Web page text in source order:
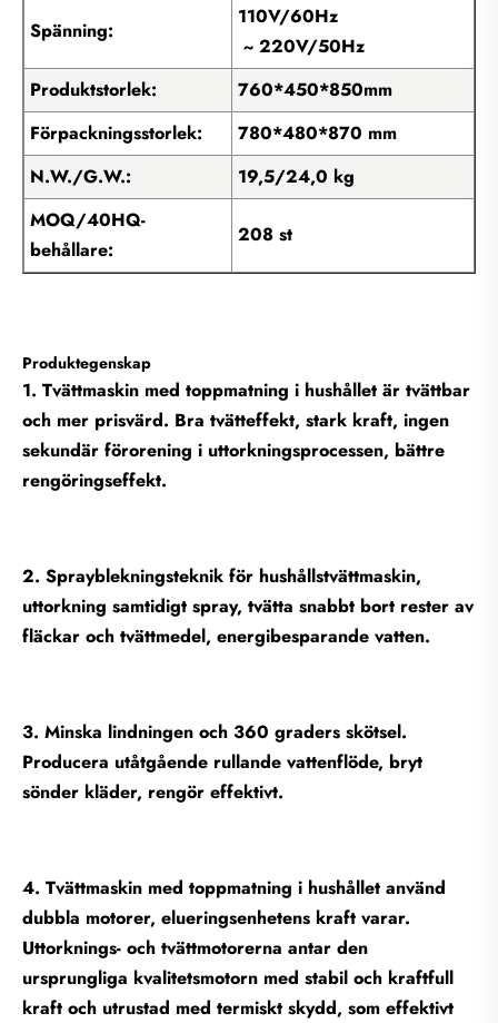
Spänning:
110V/60Hz
~ 220V/50Hz
Produktstorlek:
760*450*850mm
Förpackningsstorlek:
780*480*870 mm
N.W./G.W.:
19,5/24,0 kg
MOQ/40HQ-
behållare:
208 st
Produktegenskap
1. Tvättmaskin med toppmatning i hushållet är tvättbar
och mer prisvärd. Bra tvätteffekt, stark kraft, ingen
sekundär förorening i uttorkningsprocessen, bättre
rengöringseffekt.
2. Sprayblekningsteknik för hushållstvättmaskin,
uttorkning samtidigt spray, tvätta snabbt bort rester av
fläckar och tvättmedel, energibesparande vatten.
3. Minska lindningen och 360 graders skötsel.
Producera utåtgående rullande vattenflöde, bryt
sönder kläder, rengör effektivt.
4. Tvättmaskin med toppmatning i hushållet använd
dubbla motorer, elueringsenhetens kraft varar.
Uttorknings- och tvättmotorerna antar den
ursprungliga kvalitetsmotorn med stabil och kraftfull
kraft och utrustad med termiskt skydd, som effektivt